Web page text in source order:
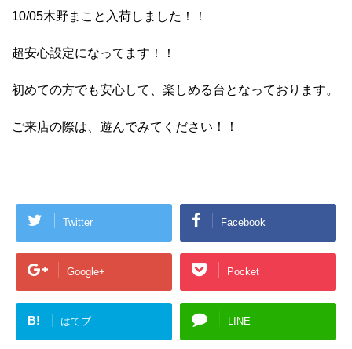
10/05木野まこと入荷しました！！
超安心設定になってます！！
初めての方でも安心して、楽しめる台となっております。
ご来店の際は、遊んでみてください！！
Twitter Facebook
Google+ Pocket
B! はてブ LINE